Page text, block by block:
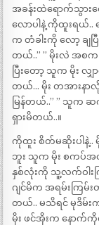
အခန်းထဲရောက်သွားတ
လောပါနဲ့ ကိုထူးရယ်.. ပ
က တံခါးကို လော့ ချ
တယ်..” ” မိုးလဲ အစက
ပြီးတော့ သူက မိုး
တယ်… မိုး တအားန
မြန်တယ်..” ” သူက
ရှားမိတယ်..။
ကိုထူး စိတ်မဆိုးပါနဲ့..
ဘူး သူက မိုး စကပ်အ
နှစ်လုံးကို သူ့လက်ဝါး
ဂျင်မိက အရမ်းကြ
တယ်.. မသိရင် မုဒိမ်း
မိုး ဖင်အိုးက နော